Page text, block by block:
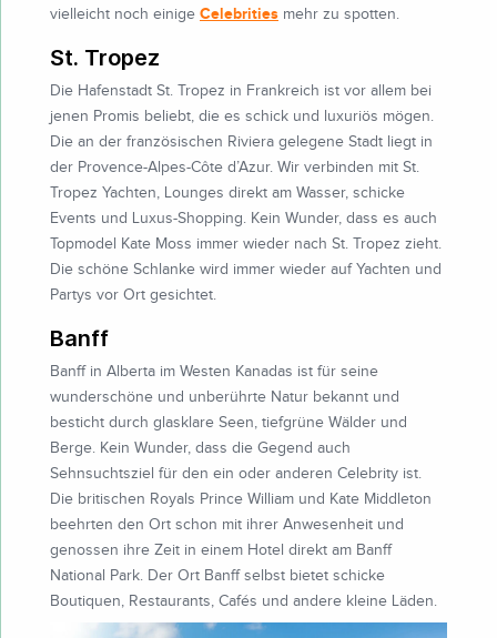
vielleicht noch einige Celebrities mehr zu spotten.
St. Tropez
Die Hafenstadt St. Tropez in Frankreich ist vor allem bei
jenen Promis beliebt, die es schick und luxuriös mögen.
Die an der französischen Riviera gelegene Stadt liegt in
der Provence-Alpes-Côte d’Azur. Wir verbinden mit St.
Tropez Yachten, Lounges direkt am Wasser, schicke
Events und Luxus-Shopping. Kein Wunder, dass es auch
Topmodel Kate Moss immer wieder nach St. Tropez zieht.
Die schöne Schlanke wird immer wieder auf Yachten und
Partys vor Ort gesichtet.
Banff
Banff in Alberta im Westen Kanadas ist für seine
wunderschöne und unberührte Natur bekannt und
besticht durch glasklare Seen, tiefgrüne Wälder und
Berge. Kein Wunder, dass die Gegend auch
Sehnsuchtsziel für den ein oder anderen Celebrity ist.
Die britischen Royals Prince William und Kate Middleton
beehrten den Ort schon mit ihrer Anwesenheit und
genossen ihre Zeit in einem Hotel direkt am Banff
National Park. Der Ort Banff selbst bietet schicke
Boutiquen, Restaurants, Cafés und andere kleine Läden.